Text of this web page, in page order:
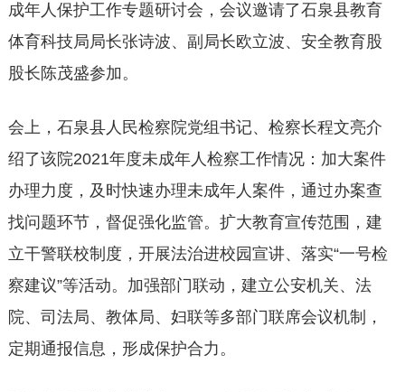
成年人保护工作专题研讨会，会议邀请了石泉县教育
体育科技局局长张诗波、副局长欧立波、安全教育股
股长陈茂盛参加。
会上，石泉县人民检察院党组书记、检察长程文亮介
绍了该院2021年度未成年人检察工作情况：加大案件
办理力度，及时快速办理未成年人案件，通过办案查
找问题环节，督促强化监管。扩大教育宣传范围，建
立干警联校制度，开展法治进校园宣讲、落实“一号检
察建议”等活动。加强部门联动，建立公安机关、法
院、司法局、教体局、妇联等多部门联席会议机制，
定期通报信息，形成保护合力。